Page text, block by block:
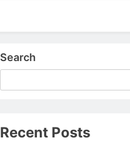
Search
Recent Posts